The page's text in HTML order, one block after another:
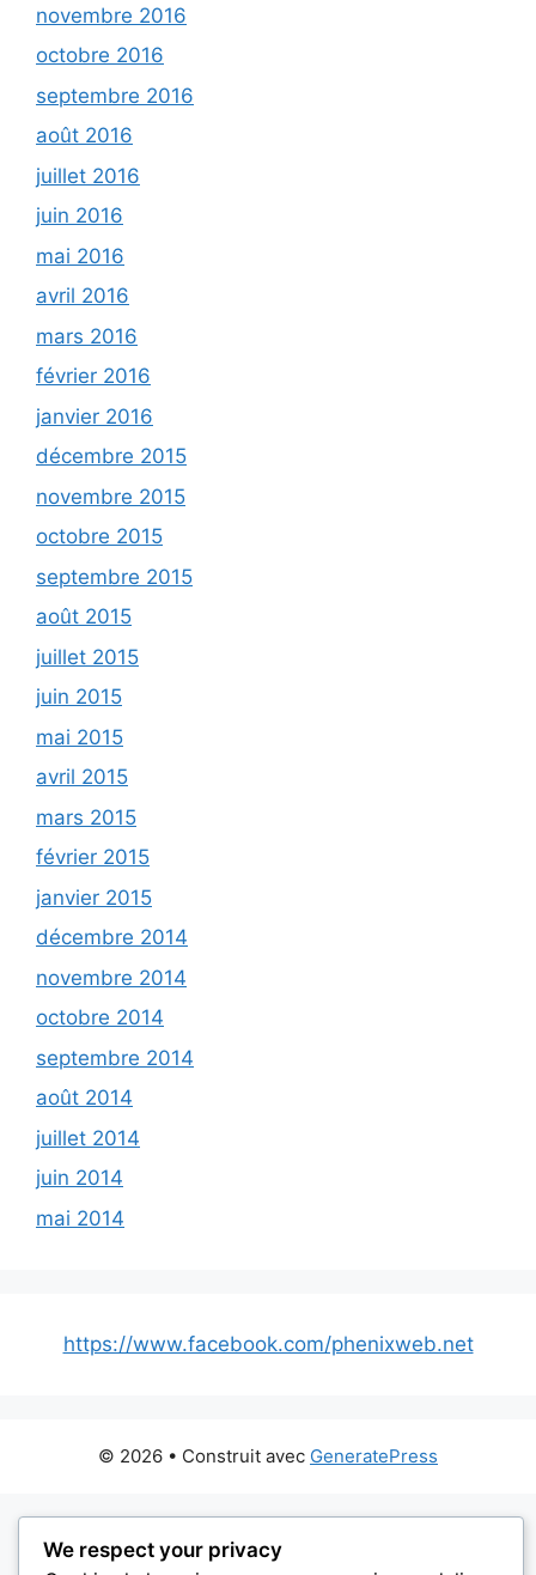
novembre 2016
octobre 2016
septembre 2016
août 2016
juillet 2016
juin 2016
mai 2016
avril 2016
mars 2016
février 2016
janvier 2016
décembre 2015
novembre 2015
octobre 2015
septembre 2015
août 2015
juillet 2015
juin 2015
mai 2015
avril 2015
mars 2015
février 2015
janvier 2015
décembre 2014
novembre 2014
octobre 2014
septembre 2014
août 2014
juillet 2014
juin 2014
mai 2014
https://www.facebook.com/phenixweb.net
© 2026 • Construit avec GeneratePress
We respect your privacy